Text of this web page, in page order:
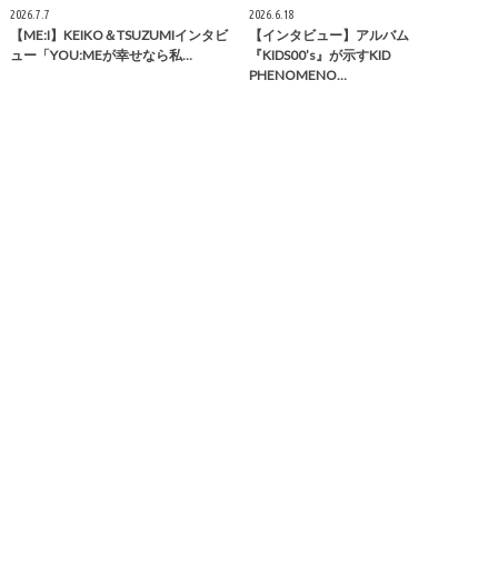
2026.7.7
【ME:I】KEIKO＆TSUZUMIインタビ
ュー「YOU:MEが幸せなら私…
2026.6.18
【インタビュー】アルバム
『KIDS00’s』が示すKID
PHENOMENO…